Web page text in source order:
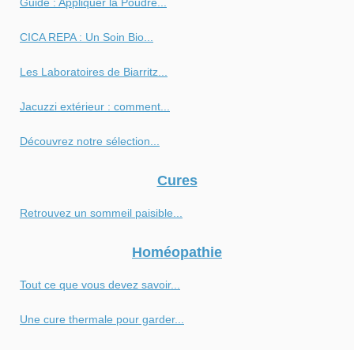
Guide : Appliquer la Poudre...
CICA REPA : Un Soin Bio...
Les Laboratoires de Biarritz...
Jacuzzi extérieur : comment...
Découvrez notre sélection...
Cures
Retrouvez un sommeil paisible...
Homéopathie
Tout ce que vous devez savoir...
Une cure thermale pour garder...